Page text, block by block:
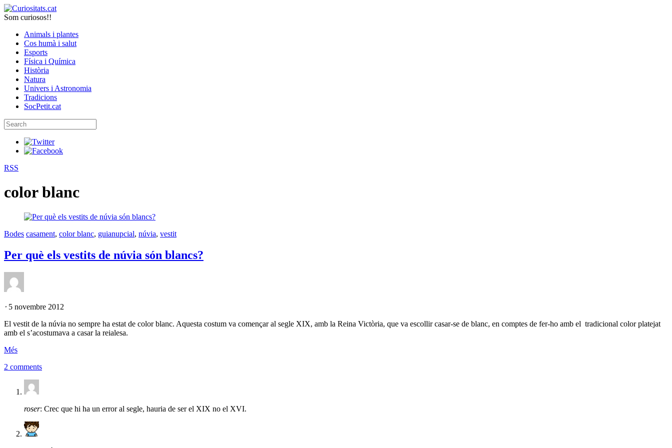
Som curiosos!!
Animals i plantes
Cos humà i salut
Esports
Física i Química
Història
Natura
Univers i Astronomia
Tradicions
SocPetit.cat
RSS
color blanc
Bodes casament, color blanc, guianupcial, núvia, vestit
Per què els vestits de núvia són blancs?
⋅ 5 novembre 2012
El vestit de la núvia no sempre ha estat de color blanc. Aquesta costum va començar al segle XIX, amb la Reina Victòria, que va escollir casar-se de blanc, en comptes de fer-ho amb el tradicional color platejat
amb el s’acostumava a casar la reialesa.
Més
2 comments
roser: Crec que hi ha un error al segle, hauria de ser el XIX no el XVI.